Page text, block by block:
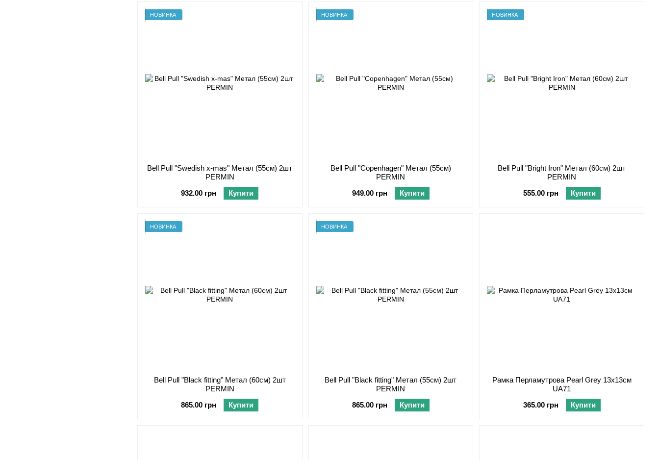
НОВИНКА
Bell Pull "Swedish x-mas" Метал (55см) 2шт
PERMIN
932.00 грн
Купити
НОВИНКА
Bell Pull "Copenhagen" Метал (55см)
PERMIN
949.00 грн
Купити
НОВИНКА
Bell Pull "Bright Iron" Метал (60см) 2шт
PERMIN
555.00 грн
Купити
НОВИНКА
Bell Pull "Black fitting" Метал (60см) 2шт
PERMIN
865.00 грн
Купити
НОВИНКА
Bell Pull "Black fitting" Метал (55см) 2шт
PERMIN
865.00 грн
Купити
Рамка Перламутрова Pearl Grey 13х13см
UA71
365.00 грн
Купити